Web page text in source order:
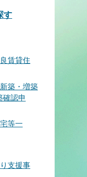
す
賃貸住
築・増築
確認申
等一
支援事